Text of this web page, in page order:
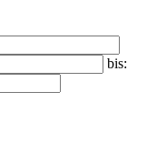
bis: